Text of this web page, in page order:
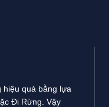
hiệu quả bằng lựa
Đi Rừng. Vậy